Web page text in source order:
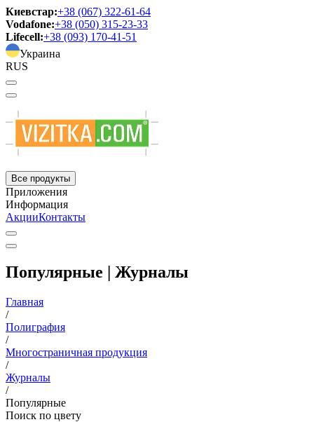
Киевстар:+38 (067) 322-61-64
Vodafone:+38 (050) 315-23-33
Lifecell:+38 (093) 170-41-51
Украина
RUS
Все продукты
Приложения
Информация
АкцииКонтакты
Популярные | Журналы
Главная
/
Полиграфия
/
Многостраничная продукция
/
Журналы
/
Популярные
Поиск по цвету